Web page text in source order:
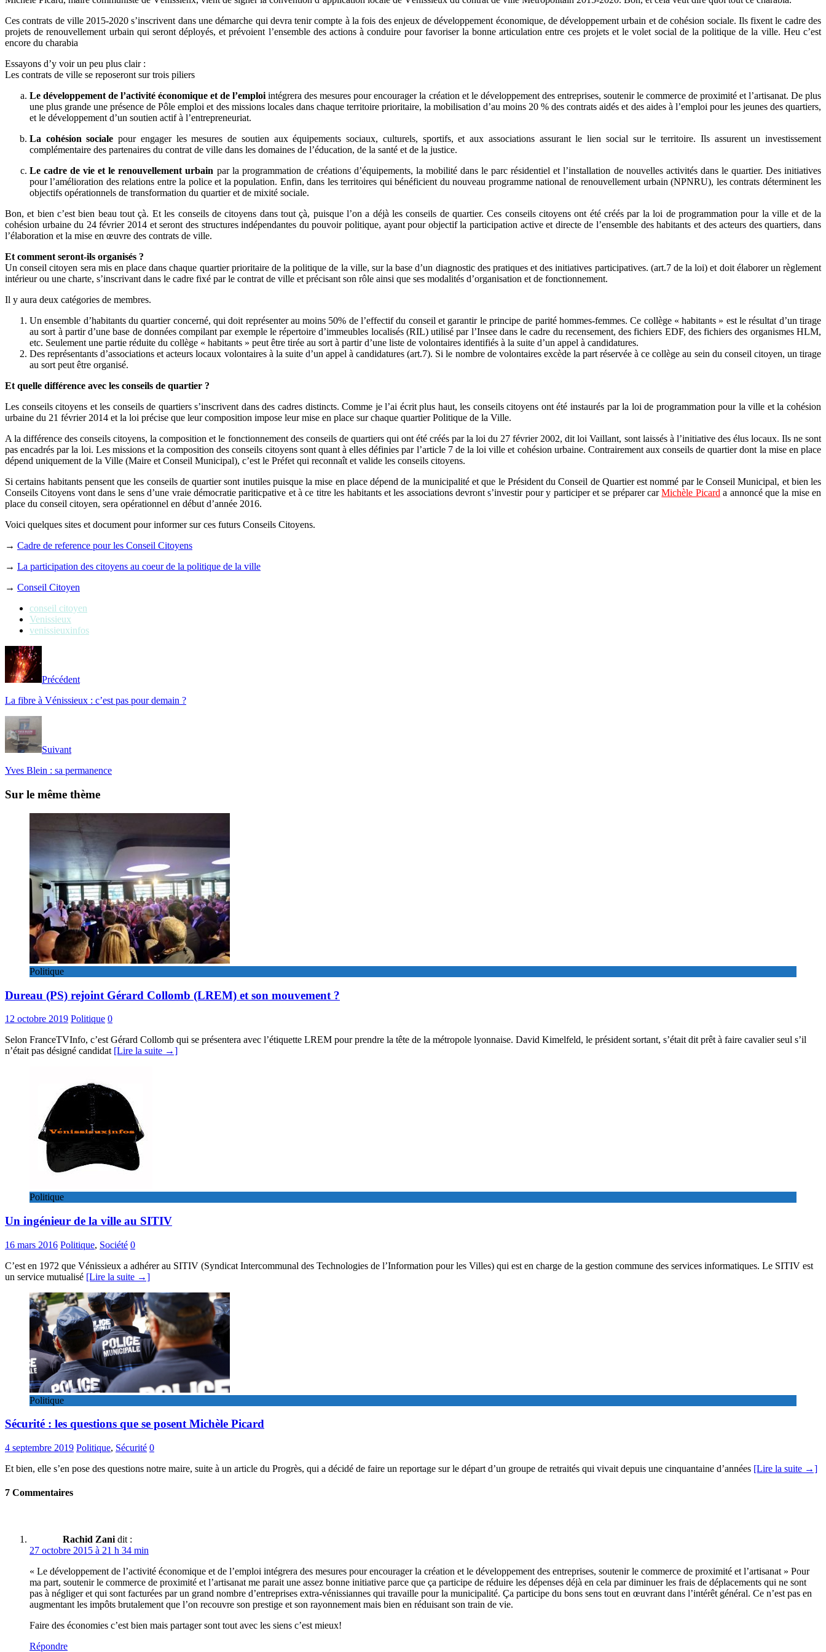
Ces contrats de ville 2015-2020 s’inscrivent dans une démarche qui devra tenir compte à la fois des enjeux de développement économique, de développement urbain et de cohésion sociale. Ils fixent le cadre des
projets de renouvellement urbain qui seront déployés, et prévoient l’ensemble des actions à conduire pour favoriser la bonne articulation entre ces projets et le volet social de la politique de la ville. Heu c’est
encore du charabia
Essayons d’y voir un peu plus clair :
Les contrats de ville se reposeront sur trois piliers
Le développement de l’activité économique et de l’emploi intégrera des mesures pour encourager la création et le développement des entreprises, soutenir le commerce de proximité et l’artisanat. De plus
une plus grande une présence de Pôle emploi et des missions locales dans chaque territoire prioritaire, la mobilisation d’au moins 20 % des contrats aidés et des aides à l’emploi pour les jeunes des quartiers,
et le développement d’un soutien actif à l’entrepreneuriat.
La cohésion sociale pour engager les mesures de soutien aux équipements sociaux, culturels, sportifs, et aux associations assurant le lien social sur le territoire. Ils assurent un investissement
complémentaire des partenaires du contrat de ville dans les domaines de l’éducation, de la santé et de la justice.
Le cadre de vie et le renouvellement urbain par la programmation de créations d’équipements, la mobilité dans le parc résidentiel et l’installation de nouvelles activités dans le quartier. Des initiatives
pour l’amélioration des relations entre la police et la population. Enfin, dans les territoires qui bénéficient du nouveau programme national de renouvellement urbain (NPNRU), les contrats déterminent les
objectifs opérationnels de transformation du quartier et de mixité sociale.
Bon, et bien c’est bien beau tout çà. Et les conseils de citoyens dans tout çà, puisque l’on a déjà les conseils de quartier. Ces conseils citoyens ont été créés par la loi de programmation pour la ville et de la
cohésion urbaine du 24 février 2014 et seront des structures indépendantes du pouvoir politique, ayant pour objectif la participation active et directe de l’ensemble des habitants et des acteurs des quartiers, dans
l’élaboration et la mise en œuvre des contrats de ville.
Et comment seront-ils organisés ?
Un conseil citoyen sera mis en place dans chaque quartier prioritaire de la politique de la ville, sur la base d’un diagnostic des pratiques et des initiatives participatives. (art.7 de la loi) et doit élaborer un règlement
intérieur ou une charte, s’inscrivant dans le cadre fixé par le contrat de ville et précisant son rôle ainsi que ses modalités d’organisation et de fonctionnement.
Il y aura deux catégories de membres.
Un ensemble d’habitants du quartier concerné, qui doit représenter au moins 50% de l’effectif du conseil et garantir le principe de parité hommes-femmes. Ce collège « habitants » est le résultat d’un tirage
au sort à partir d’une base de données compilant par exemple le répertoire d’immeubles localisés (RIL) utilisé par l’Insee dans le cadre du recensement, des fichiers EDF, des fichiers des organismes HLM,
etc. Seulement une partie réduite du collège « habitants » peut être tirée au sort à partir d’une liste de volontaires identifiés à la suite d’un appel à candidatures.
Des représentants d’associations et acteurs locaux volontaires à la suite d’un appel à candidatures (art.7). Si le nombre de volontaires excède la part réservée à ce collège au sein du conseil citoyen, un tirage
au sort peut être organisé.
Et quelle différence avec les conseils de quartier ?
Les conseils citoyens et les conseils de quartiers s’inscrivent dans des cadres distincts. Comme je l’ai écrit plus haut, les conseils citoyens ont été instaurés par la loi de programmation pour la ville et la cohésion
urbaine du 21 février 2014 et la loi précise que leur composition impose leur mise en place sur chaque quartier Politique de la Ville.
A la différence des conseils citoyens, la composition et le fonctionnement des conseils de quartiers qui ont été créés par la loi du 27 février 2002, dit loi Vaillant, sont laissés à l’initiative des élus locaux. Ils ne sont
pas encadrés par la loi. Les missions et la composition des conseils citoyens sont quant à elles définies par l’article 7 de la loi ville et cohésion urbaine. Contrairement aux conseils de quartier dont la mise en place
dépend uniquement de la Ville (Maire et Conseil Municipal), c’est le Préfet qui reconnaît et valide les conseils citoyens.
Si certains habitants pensent que les conseils de quartier sont inutiles puisque la mise en place dépend de la municipalité et que le Président du Conseil de Quartier est nommé par le Conseil Municipal, et bien les
Conseils Citoyens vont dans le sens d’une vraie démocratie pariticpative et à ce titre les habitants et les associations devront s’investir pour y participer et se préparer carMichèle Picard a annoncé que la mise en
place du conseil citoyen, sera opérationnel en début d’année 2016.
Voici quelques sites et document pour informer sur ces futurs Conseils Citoyens.
→ Cadre de reference pour les Conseil Citoyens
→ La participation des citoyens au coeur de la politique de la ville
→ Conseil Citoyen
conseil citoyen
Venissieux
venissieuxinfos
Précédent
La fibre à Vénissieux : c’est pas pour demain ?
Suivant
Yves Blein : sa permanence
Sur le même thème
Politique
Dureau (PS) rejoint Gérard Collomb (LREM) et son mouvement ?
12 octobre 2019 Politique 0
Selon FranceTVInfo, c’est Gérard Collomb qui se présentera avec l’étiquette LREM pour prendre la tête de la métropole lyonnaise. David Kimelfeld, le président sortant, s’était dit prêt à faire cavalier seul s’il
n’était pas désigné candidat [Lire la suite →]
Politique
Un ingénieur de la ville au SITIV
16 mars 2016 Politique, Société 0
C’est en 1972 que Vénissieux a adhérer au SITIV (Syndicat Intercommunal des Technologies de l’Information pour les Villes) qui est en charge de la gestion commune des services informatiques. Le SITIV est
un service mutualisé [Lire la suite →]
Politique
Sécurité : les questions que se posent Michèle Picard
4 septembre 2019 Politique, Sécurité 0
Et bien, elle s’en pose des questions notre maire, suite à un article du Progrès, qui a décidé de faire un reportage sur le départ d’un groupe de retraités qui vivait depuis une cinquantaine d’années [Lire la suite →]
7 Commentaires
Rachid Zani dit :
27 octobre 2015 à 21 h 34 min
« Le développement de l’activité économique et de l’emploi intégrera des mesures pour encourager la création et le développement des entreprises, soutenir le commerce de proximité et l’artisanat » Pour
ma part, soutenir le commerce de proximité et l’artisanat me parait une assez bonne initiative parce que ça participe de réduire les dépenses déjà en cela par diminuer les frais de déplacements qui ne sont
pas à négliger et qui sont facturées par un grand nombre d’entreprises extra-vénissiannes qui travaille pour la municipalité. Ça participe du bons sens tout en œuvrant dans l’intérêt général. Ce n’est pas en
augmentant les impôts brutalement que l’on recouvre son prestige et son rayonnement mais bien en réduisant son train de vie.
Faire des économies c’est bien mais partager sont tout avec les siens c’est mieux!
Répondre